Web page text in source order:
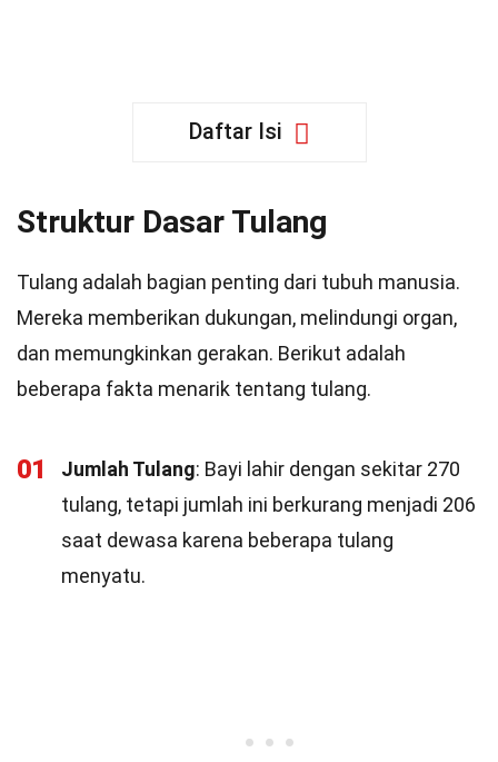
Daftar Isi
Struktur Dasar Tulang
Tulang adalah bagian penting dari tubuh manusia.
Mereka memberikan dukungan, melindungi organ,
dan memungkinkan gerakan. Berikut adalah
beberapa fakta menarik tentang tulang.
01 Jumlah Tulang: Bayi lahir dengan sekitar 270
tulang, tetapi jumlah ini berkurang menjadi 206
saat dewasa karena beberapa tulang
menyatu.